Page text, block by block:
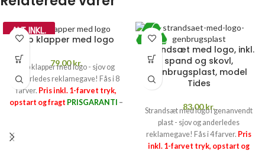
ALT INKL.
Klip klapper med logo
79,00kr.
Klip klapper med logo - sjov og
anderledes reklamegave! Fås i 8
farver. Pris inkl. 1-farvet tryk,
opstart og fragt PRISGARANTI –
Strandsæt med logo, inkl.
spand og skovl,
genbrugsplast, model
Tides
83,00kr.
Strandsæt med logo i genanvendt
plast - sjov og anderledes
reklamegave! Fås i 4 farver. Pris
inkl. 1-farvet tryk, opstart og